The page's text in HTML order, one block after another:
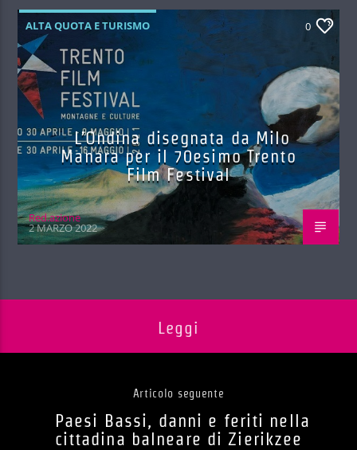
ALTA QUOTA E TURISMO 0
L’Ondina disegnata da Milo
Manara per il 70esimo Trento
Film Festival
Red.azione
2 MARZO 2022
Leggi
Articolo seguente
Paesi Bassi, danni e feriti nella
cittadina balneare di Zierikzee